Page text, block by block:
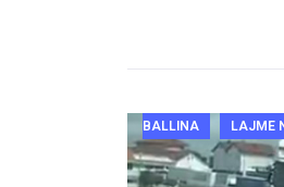
BALLINA LAJME